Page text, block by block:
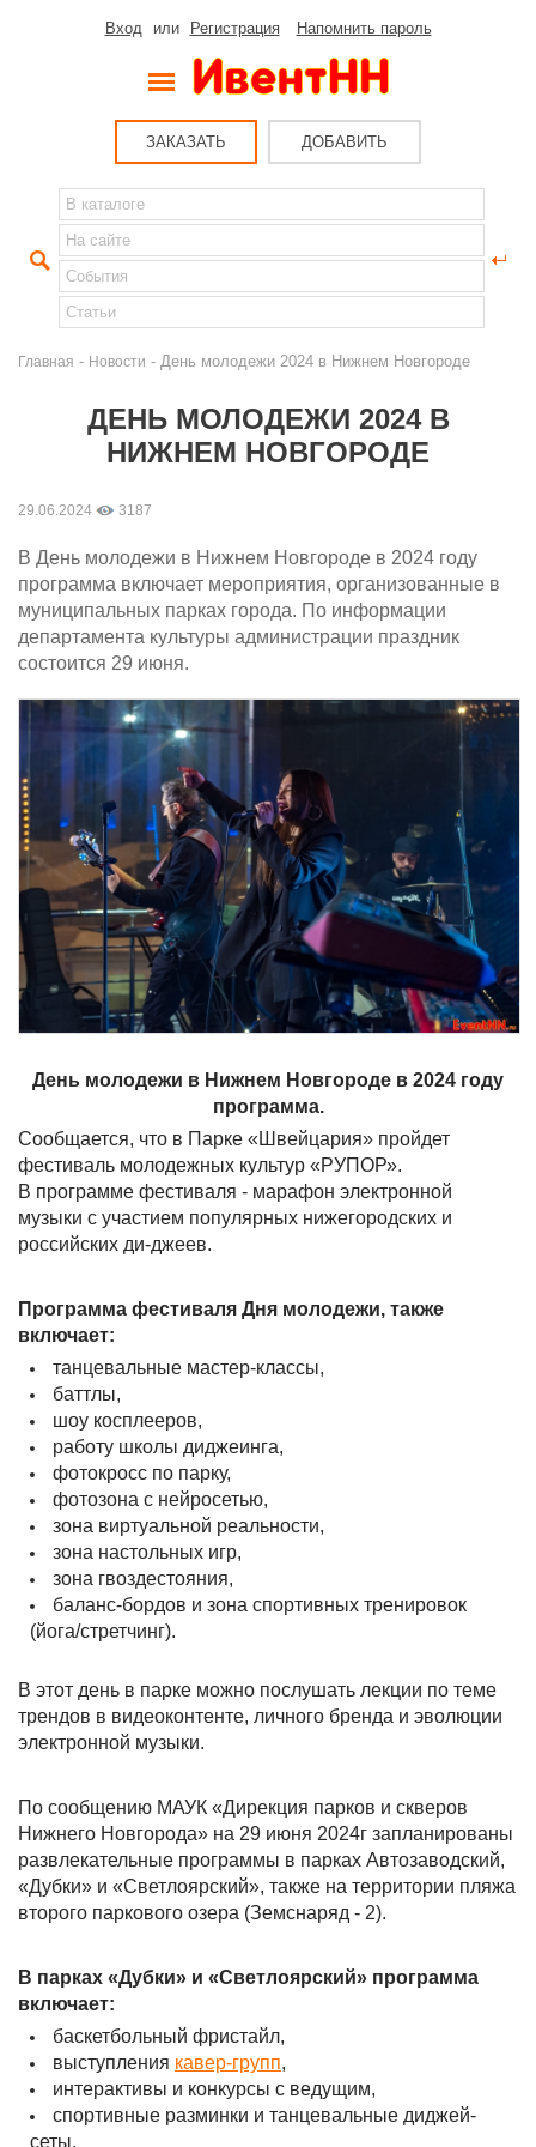
Вход или Регистрация Напомнить пароль
ЗАКАЗАТЬ ДОБАВИТЬ
Главная - Новости - День молодежи 2024 в Нижнем Новгороде
ДЕНЬ МОЛОДЕЖИ 2024 В
НИЖНЕМ НОВГОРОДЕ
29.06.2024 3187
В День молодежи в Нижнем Новгороде в 2024 году
программа включает мероприятия, организованные в
муниципальных парках города. По информации
департамента культуры администрации праздник
состоится 29 июня.
День молодежи в Нижнем Новгороде в 2024 году
программа.
Сообщается, что в Парке «Швейцария» пройдет
фестиваль молодежных культур «РУПОР».
В программе фестиваля - марафон электронной
музыки с участием популярных нижегородских и
российских ди-джеев.
Программа фестиваля Дня молодежи, также
включает:
танцевальные мастер-классы,
баттлы,
шоу косплееров,
работу школы диджеинга,
фотокросс по парку,
фотозона с нейросетью,
зона виртуальной реальности,
зона настольных игр,
зона гвоздестояния,
баланс-бордов и зона спортивных тренировок
(йога/стретчинг).
В этот день в парке можно послушать лекции по теме
трендов в видеоконтенте, личного бренда и эволюции
электронной музыки.
По сообщению МАУК «Дирекция парков и скверов
Нижнего Новгорода» на 29 июня 2024г запланированы
развлекательные программы в парках Автозаводский,
«Дубки» и «Светлоярский», также на территории пляжа
второго паркового озера (Земснаряд - 2).
В парках «Дубки» и «Светлоярский» программа
включает:
баскетбольный фристайл,
выступления кавер-групп,
интерактивы и конкурсы с ведущим,
спортивные разминки и танцевальные диджей-
сеты.